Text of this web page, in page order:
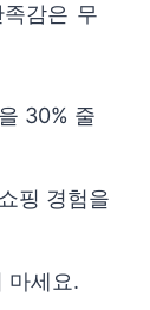
감은 무
30% 줄
핑 경험을
마세요.